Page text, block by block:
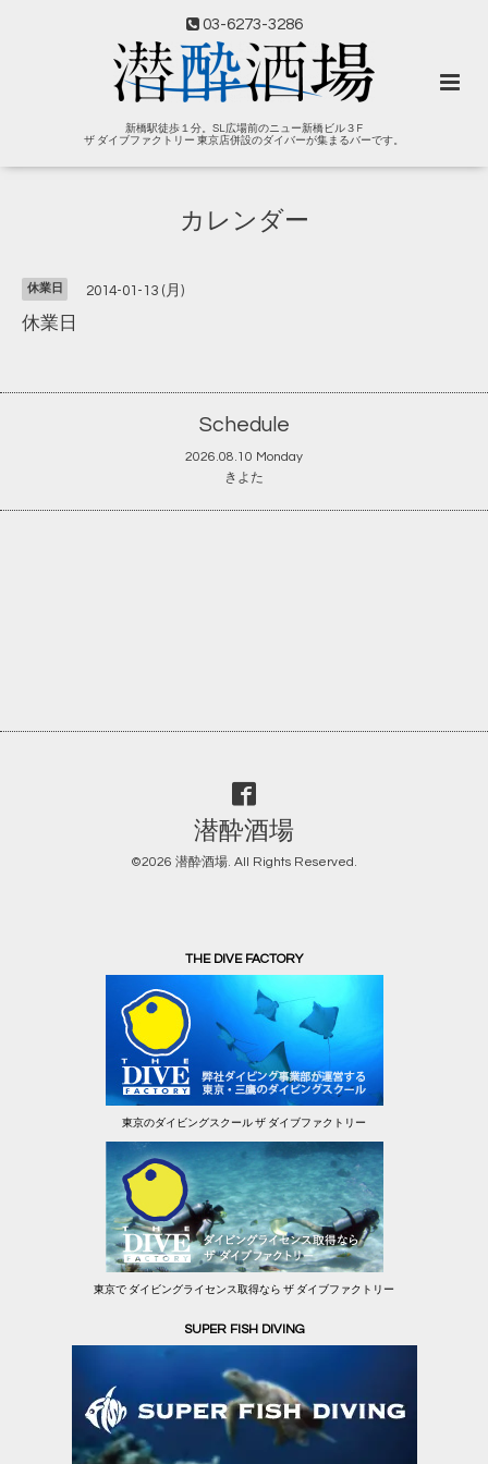
03-6273-3286
新橋駅徒歩１分。SL広場前のニュー新橋ビル３F
ザ ダイブファクトリー 東京店併設のダイバーが集まるバーです。
カレンダー
休業日 2014-01-13 (月)
休業日
Schedule
2026.08.10 Monday
きよた
潜酔酒場
©2026 潜酔酒場. All Rights Reserved.
THE DIVE FACTORY
東京のダイビングスクール ザ ダイブファクトリー
東京で ダイビングライセンス取得なら ザ ダイブファクトリー
SUPER FISH DIVING